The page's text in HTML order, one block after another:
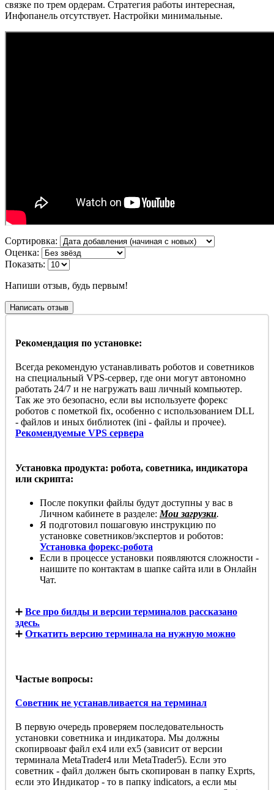
Сортировка:
Оценка:
Показать:
Напиши отзыв, будь первым!
Написать отзыв
Рекомендация по установке:
Всегда рекомендую устанавливать роботов и советников
на специальный VPS-сервер, где они могут автономно
работать 24/7 и не нагружать ваш личный компьютер.
Так же это безопасно, если вы используете форекс
роботов с пометкой fix, особенно с использованием DLL
- файлов и иных библиотек (ini - файлы и прочее).
Рекомендуемые VPS сервера
Установка продукта: робота, советника, индикатора
или скрипта:
После покупки файлы будут доступны у вас в
Личном кабинете в разделе: Мои загрузки.
Я подготовил пошаговую инструкцию по
установке советников/экспертов и роботов:
Установка форекс-робота
Если в процессе установки появляются сложности -
наишите по контактам в шапке сайта или в Онлайн
Чат.
➕ Все про билды и версии терминалов рассказано
здесь.
➕ Откатить версию терминала на нужную можно
Частые вопросы:
Советник не устанавливается на терминал
В первую очередь проверяем последовательность
установки советника и индикатора. Мы должны
скопирвоаьт файл ex4 или ex5 (зависит от версии
терминала MetaTrader4 или MetaTrader5). Если это
советник - файл должен быть скопирован в папку Exprts,
если это Индикатор - то в папку indicators, а если мы